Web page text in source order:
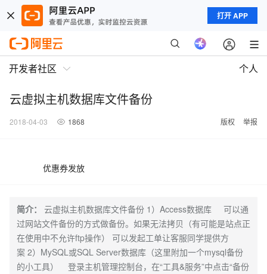
打开 APP
开发者社区 个人
云虚拟主机数据库文件备份
2018-04-03 1868 版权 举报
优惠券发放
简介：
云虚拟主机数据库文件备份 1）Access数据库 可以通
过网站文件备份的方式做备份。如果无法拷贝（有可能是站点正
在使用中不允许ftp操作） 可以发起工单让客服同学提供方
案 2）MySQL或SQL Server数据库（这里附加一个mysql备份
的小工具） 登录主机管理控制台，在“工具&服务”中点击“备份